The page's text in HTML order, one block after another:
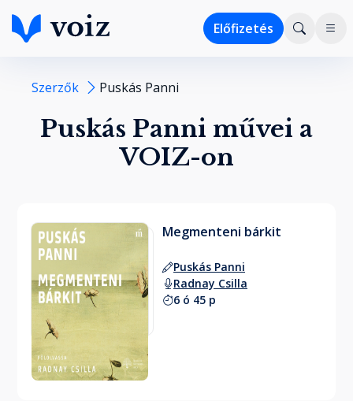
Előfizetés
Szerzők Puskás Panni
Puskás Panni művei a
VOIZ-on
Megmenteni bárkit
Puskás Panni
Radnay Csilla
6 ó 45 p